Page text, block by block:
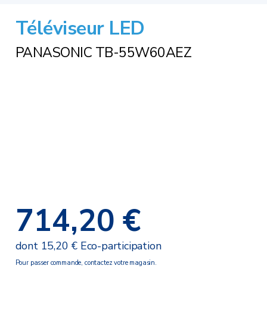
Téléviseur LED
PANASONIC TB-55W60AEZ
714,20 €
dont 15,20 € Eco-participation
Pour passer commande, contactez votre magasin.